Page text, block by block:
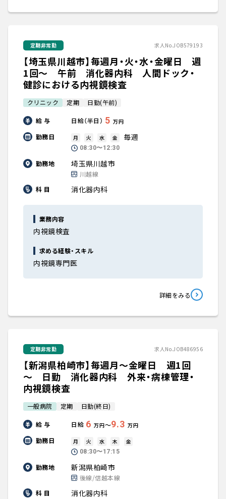
定期非常勤 求人No.JOB579193
【埼玉県川越市】毎週月・火・水・金曜日 週
1回～ 午前 消化器内科 人間ドック・
健診における内視鏡検査
クリニック 定期 日勤(午前)
給 与 日給（半日） 5 万円
勤務日 月 火 水 金 毎週
08:30〜12:30
勤務地 埼玉県川越市
川越線
科 目
消化器内科
業務内容
内視鏡検査
求める経験・スキル
内視鏡専門医
詳細をみる
定期非常勤 求人No.JOB486956
【新潟県柏崎市】毎週月～金曜日 週1回
～ 日勤 消化器内科 外来・病棟管理・
内視鏡検査
一般病院 定期 日勤(終日)
給 与 日給 6 万円〜9.3 万円
勤務日 月 火 水 木 金
08:30〜17:15
勤務地 新潟県柏崎市
後線/信越本線
科 目
消化器内科